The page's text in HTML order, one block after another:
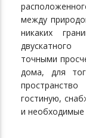
между
никаких
точными
дома, для
гостиную,
и необходимые